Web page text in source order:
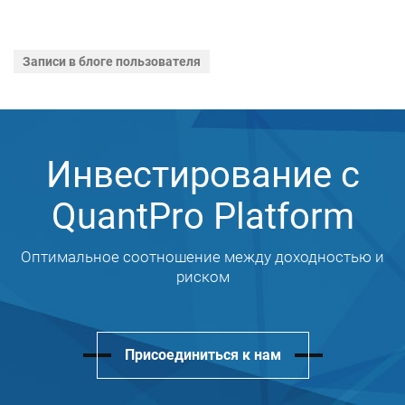
Записи в блоге пользователя
Инвестирование с
QuantPro Platform
Оптимальное соотношение между доходностью и
риском
Присоединиться к нам